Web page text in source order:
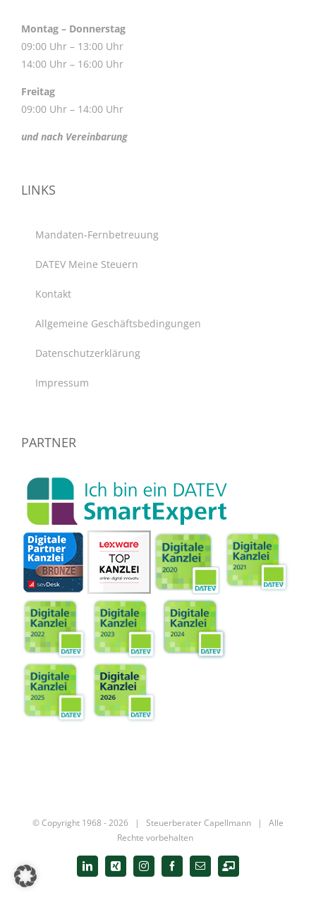
Montag – Donnerstag
09:00 Uhr – 13:00 Uhr
14:00 Uhr – 16:00 Uhr
Freitag
09:00 Uhr – 14:00 Uhr
und nach Vereinbarung
LINKS
Mandaten-Fernbetreuung
DATEV Meine Steuern
Kontakt
Allgemeine Geschäftsbedingungen
Datenschutzerklärung
Impressum
PARTNER
© Copyright 1968 -2026 | Steuerberater Capellmann | Alle
Rechte vorbehalten
LinkedInXing InstagramFacebook
E-
Mail
Digitale
Kanzlei